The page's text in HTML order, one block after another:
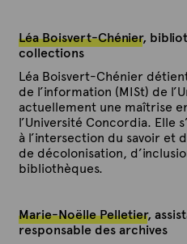
Léa Boisvert-Chénier,
collections
Léa Boisvert-Chénier
de l’information (MISt) de
actuellement une maîtrise
l’Université Concordia. Elle
à l’intersection du savoir et
de décolonisation,
bibliothèques.
Marie-Noëlle Pelletier,
responsable des archives